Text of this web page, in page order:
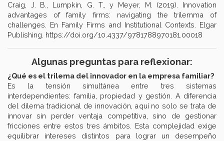
Craig, J. B., Lumpkin, G. T., y Meyer, M. (2019). Innovation
advantages of family firms: navigating the trilemma of
challenges. En Family Firms and Institutional Contexts. Elgar
Publishing. https://doi.org/10.4337/9781788970181.00018
Algunas preguntas para reflexionar:
¿Qué es el trilema del innovador en la empresa familiar?
Es la tensión simultánea entre tres sistemas
interdependientes: familia, propiedad y gestión. A diferencia
del dilema tradicional de innovación, aquí no solo se trata de
innovar sin perder ventaja competitiva, sino de gestionar
fricciones entre estos tres ámbitos. Esta complejidad exige
equilibrar intereses distintos para lograr un desempeño